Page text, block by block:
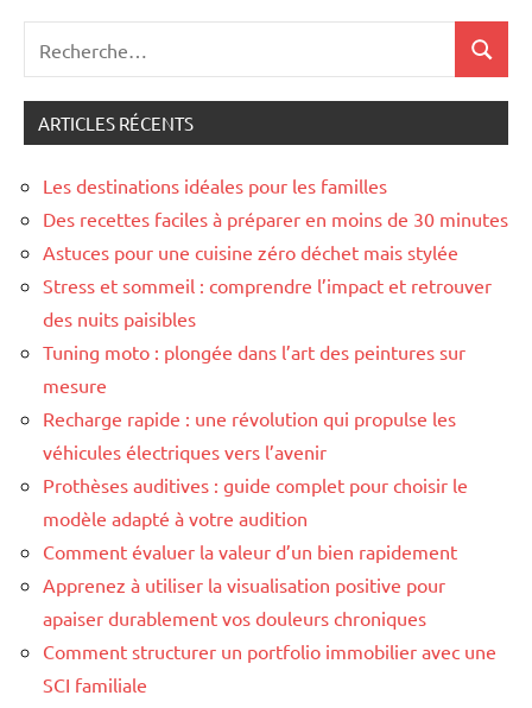
pour
:
ARTICLES RÉCENTS
Les destinations idéales pour les familles
Des recettes faciles à préparer en moins de 30 minutes
Astuces pour une cuisine zéro déchet mais stylée
Stress et sommeil : comprendre l’impact et retrouver
des nuits paisibles
Tuning moto : plongée dans l’art des peintures sur
mesure
Recharge rapide : une révolution qui propulse les
véhicules électriques vers l’avenir
Prothèses auditives : guide complet pour choisir le
modèle adapté à votre audition
Comment évaluer la valeur d’un bien rapidement
Apprenez à utiliser la visualisation positive pour
apaiser durablement vos douleurs chroniques
Comment structurer un portfolio immobilier avec une
SCI familiale